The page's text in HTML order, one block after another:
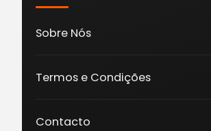
Sobre Nós
Termos e Condições
Contacto